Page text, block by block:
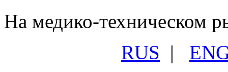
На медико-техническом
RUS |